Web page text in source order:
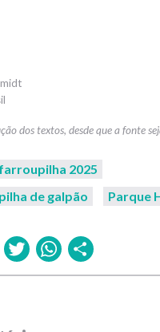
2025
de galpão
Parque
Facebook
Twitter